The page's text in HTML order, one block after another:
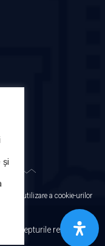
de utilizare a cookie-urilor
drepturile rezervate.
și